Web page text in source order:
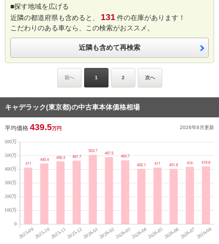
■探す地域を広げる
近隣の都道府県も含めると、
131件の在庫があります！
こだわりのある車なら、この検索がおススメ。
近隣も含めて再検索
前へ 1 2 次へ
キャデラック(東京都)の中古車本体価格相場
平均価格 439.5万円 2026年8月更新